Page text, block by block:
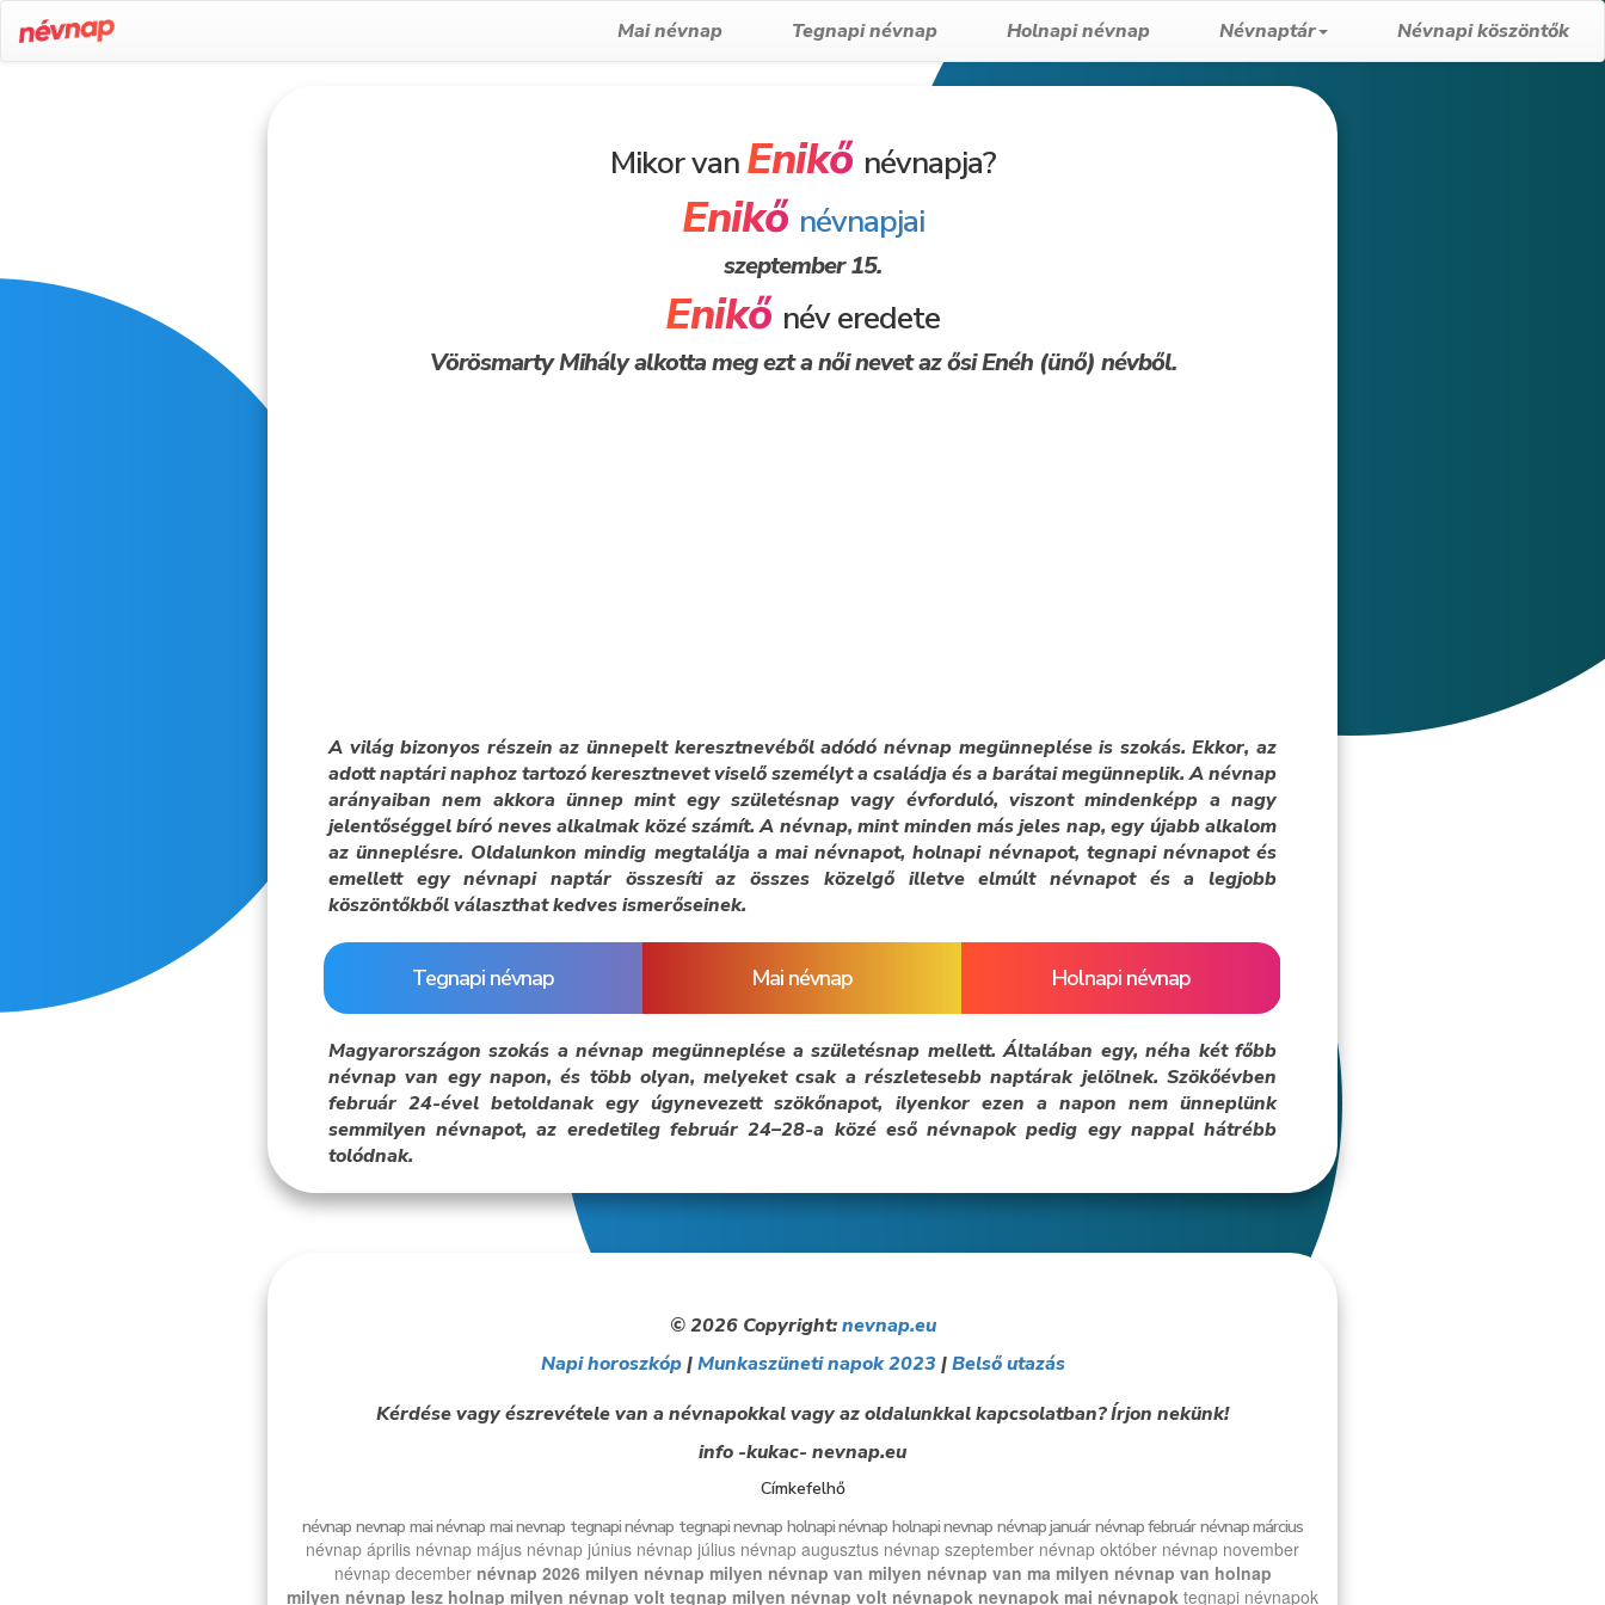
Mai névnap Tegnapi névnap Holnapi névnap Névnaptár Névnapi köszöntők
Mikor van Enikő névnapja?
Enikő névnapjai
szeptember 15.
Enikő név eredete
Vörösmarty Mihály alkotta meg ezt a női nevet az ősi Enéh (ünő) névből.
A világ bizonyos részein az ünnepelt keresztnevéből adódó névnap megünneplése is szokás. Ekkor, az
adott naptári naphoz tartozó keresztnevet viselő személyt a családja és a barátai megünneplik. A névnap
arányaiban nem akkora ünnep mint egy születésnap vagy évforduló, viszont mindenképp a nagy
jelentőséggel bíró neves alkalmak közé számít. A névnap, mint minden más jeles nap, egy újabb alkalom
az ünneplésre. Oldalunkon mindig megtalálja a mai névnapot, holnapi névnapot, tegnapi névnapot és
emellett egy névnapi naptár összesíti az összes közelgő illetve elmúlt névnapot és a legjobb
köszöntőkből választhat kedves ismerőseinek.
Tegnapi névnap Mai névnap Holnapi névnap
Magyarországon szokás a névnap megünneplése a születésnap mellett. Általában egy, néha két főbb
névnap van egy napon, és több olyan, melyeket csak a részletesebb naptárak jelölnek. Szökőévben
február 24-ével betoldanak egy úgynevezett szökőnapot, ilyenkor ezen a napon nem ünneplünk
semmilyen névnapot, az eredetileg február 24–28-a közé eső névnapok pedig egy nappal hátrébb
tolódnak.
© 2026 Copyright:nevnap.eu
Napi horoszkóp|Munkaszüneti napok 2023|Belső utazás
Kérdése vagy észrevétele van a névnapokkal vagy az oldalunkkal kapcsolatban? Írjon nekünk!
info -kukac- nevnap.eu
Címkefelhő
névnap nevnap mai névnap mai nevnap tegnapi névnap tegnapi nevnap holnapi névnap holnapi nevnap névnap január névnap február névnap március
névnap április névnap május névnap június névnap július névnap augusztus névnap szeptember névnap október névnap november
névnap december névnap 2026 milyen névnap milyen névnap van milyen névnap van ma milyen névnap van holnap
milyen névnap lesz holnap milyen névnap volt tegnap milyen névnap volt névnapok nevnapok mai névnapok tegnapi névnapok